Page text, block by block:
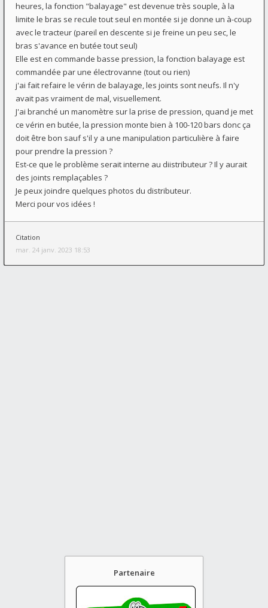
heures, la fonction "balayage" est devenue très souple, à la
limite le bras se recule tout seul en montée si je donne un à-coup
avec le tracteur (pareil en descente si je freine un peu sec, le
bras s'avance en butée tout seul)
Elle est en commande basse pression, la fonction balayage est
commandée par une électrovanne (tout ou rien)
j'ai fait refaire le vérin de balayage, les joints sont neufs. Il n'y
avait pas vraiment de mal, visuellement.
J'ai branché un manomètre sur la prise de pression, quand je met
ce vérin en butée, la pression monte bien à 100-120 bars donc ça
doit être bon sauf s'il y a une manipulation particulière à faire
pour prendre la pression ?
Est-ce que le problème serait interne au diistributeur ? Il y aurait
des joints remplaçables ?
Je peux joindre quelques photos du distributeur.
Merci pour vos idées !
Citation
mar. 24 janv. 2023 18:53
Partenaire